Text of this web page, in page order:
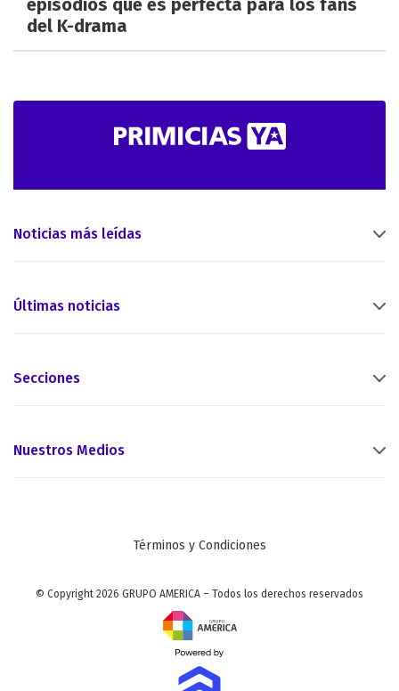
del K-drama
Noticias más leídas
Últimas noticias
Secciones
Nuestros Medios
Términos y Condiciones
© Copyright 2026 GRUPO AMERICA – Todos los derechos reservados